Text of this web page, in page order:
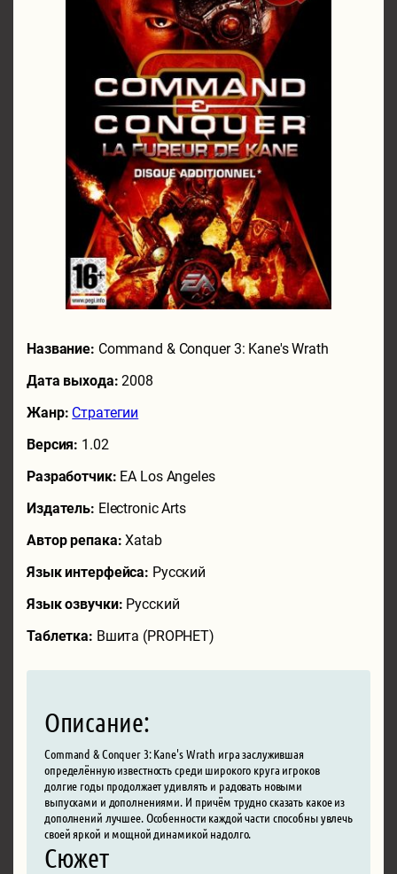
Название: Command & Conquer 3: Kane's Wrath
Дата выхода:2008
Жанр: Стратегии
Версия: 1.02
Разработчик: EA Los Angeles
Издатель: Electronic Arts
Автор репака:Xatab
Язык интерфейса: Русский
Язык озвучки: Русский
Таблетка: Вшита (PROPHET)
Описание:
Command & Conquer 3: Kane's Wrath игра заслужившая
определённую известность среди широкого круга игроков
долгие годы продолжает удивлять и радовать новыми
выпусками и дополнениями. И причём трудно сказать какое из
дополнений лучшее. Особенности каждой части способны увлечь
своей яркой и мощной динамикой надолго.
Сюжет